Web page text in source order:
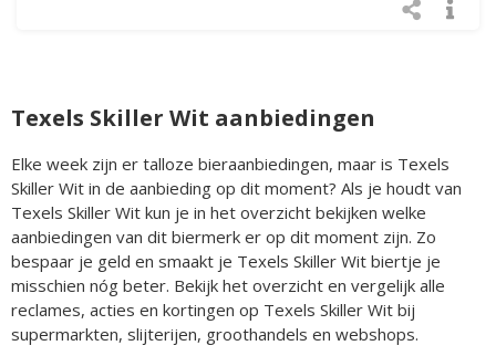
Texels Skiller Wit aanbiedingen
Elke week zijn er talloze bieraanbiedingen, maar is Texels
Skiller Wit in de aanbieding op dit moment? Als je houdt van
Texels Skiller Wit kun je in het overzicht bekijken welke
aanbiedingen van dit biermerk er op dit moment zijn. Zo
bespaar je geld en smaakt je Texels Skiller Wit biertje je
misschien nóg beter. Bekijk het overzicht en vergelijk alle
reclames, acties en kortingen op Texels Skiller Wit bij
supermarkten, slijterijen, groothandels en webshops.